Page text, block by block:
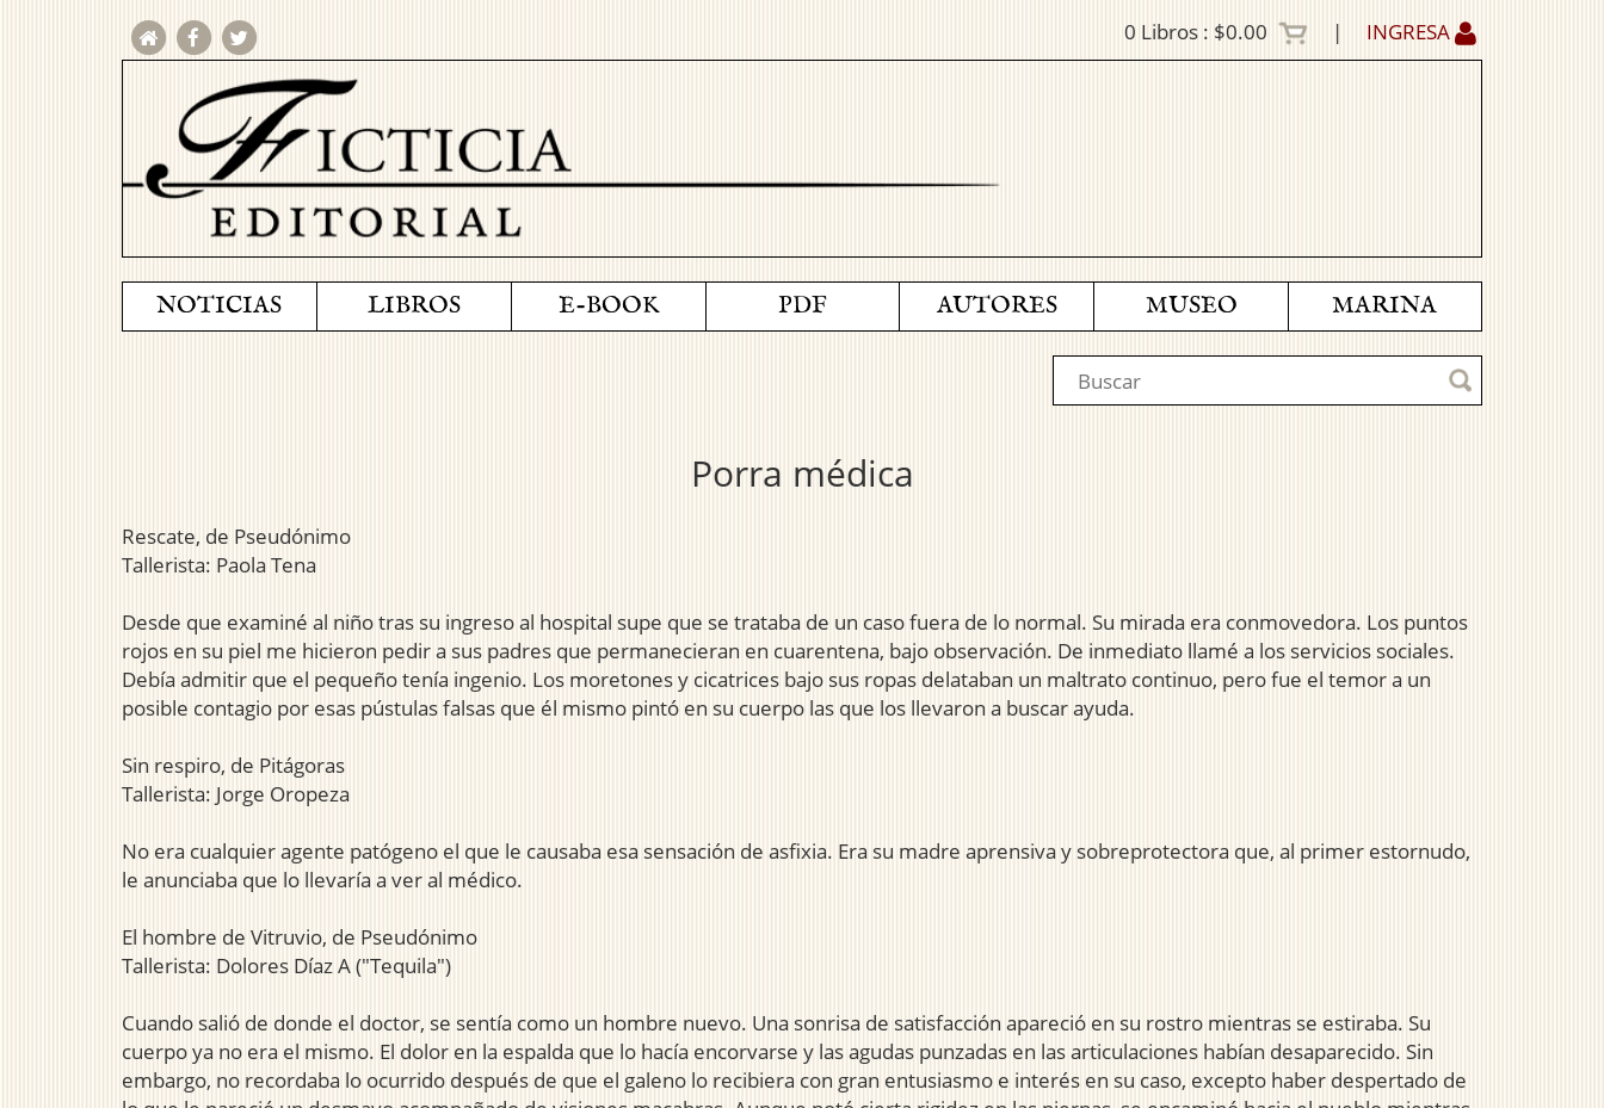
0 Libros : $0.00 | INGRESA
NOTICIAS LIBROS E-BOOK PDF AUTORES MUSEO MARINA
Porra médica
Rescate, de Pseudónimo
Tallerista: Paola Tena
Desde que examiné al niño tras su ingreso al hospital supe que se trataba de un caso fuera de lo normal. Su mirada era conmovedora. Los puntos
rojos en su piel me hicieron pedir a sus padres que permanecieran en cuarentena, bajo observación. De inmediato llamé a los servicios sociales.
Debía admitir que el pequeño tenía ingenio. Los moretones y cicatrices bajo sus ropas delataban un maltrato continuo, pero fue el temor a un
posible contagio por esas pústulas falsas que él mismo pintó en su cuerpo las que los llevaron a buscar ayuda.
Sin respiro, de Pitágoras
Tallerista: Jorge Oropeza
No era cualquier agente patógeno el que le causaba esa sensación de asfixia. Era su madre aprensiva y sobreprotectora que, al primer estornudo,
le anunciaba que lo llevaría a ver al médico.
El hombre de Vitruvio, de Pseudónimo
Tallerista: Dolores Díaz A ("Tequila")
Cuando salió de donde el doctor, se sentía como un hombre nuevo. Una sonrisa de satisfacción apareció en su rostro mientras se estiraba. Su
cuerpo ya no era el mismo. El dolor en la espalda que lo hacía encorvarse y las agudas punzadas en las articulaciones habían desaparecido. Sin
embargo, no recordaba lo ocurrido después de que el galeno lo recibiera con gran entusiasmo e interés en su caso, excepto haber despertado de